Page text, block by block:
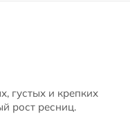
густых и крепких
рост ресниц.